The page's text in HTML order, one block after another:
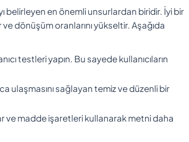
belirleyen en önemli unsurlardan biridir. İyi bir
dönüşüm oranlarını yükseltir. Aşağıda
testleri yapın. Bu sayede kullanıcıların
ulaşmasını sağlayan temiz ve düzenli bir
ve madde işaretleri kullanarak metni daha